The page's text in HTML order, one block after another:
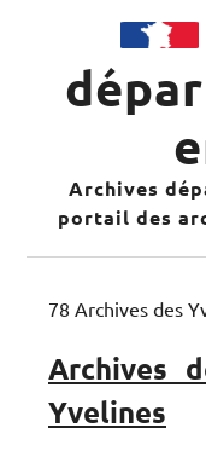
Archives
portail des
78 Archives des
Archives
Yvelines